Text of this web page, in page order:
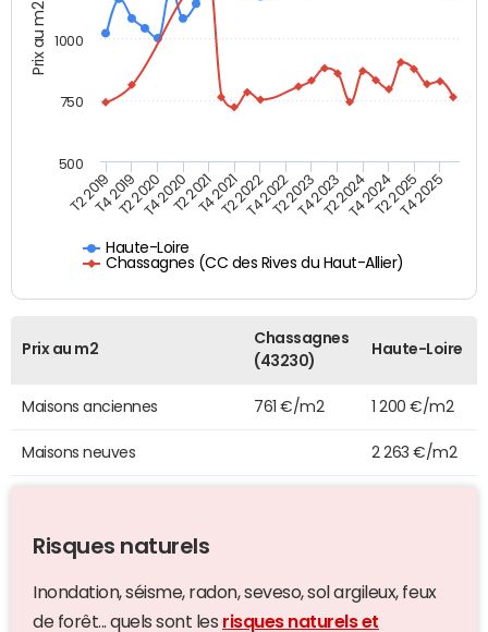
Prix au m2
Haute-Loire
Chassagnes (CC des Rives du Haut-Allier)
T2 2019T4 2019T2 2020T4 2020T2 2021T4 2021T2 2022T4 2022T2 2023T4 2023T2 2024T4 2024T2 2025T4 2025
1000
500
750
Prix au m2
Chassagnes
(43230)
Haute-Loire
Maisons anciennes 761 €/m2 1 200 €/m2
Maisons neuves 2 263 €/m2
Risques naturels
Inondation, séisme, radon, seveso, sol argileux, feux
de forêt... quels sont les risques naturels et